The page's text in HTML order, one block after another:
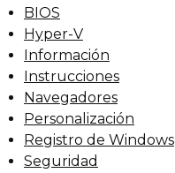
BIOS
Hyper-V
Información
Instrucciones
Navegadores
Personalización
Registro de Windows
Seguridad